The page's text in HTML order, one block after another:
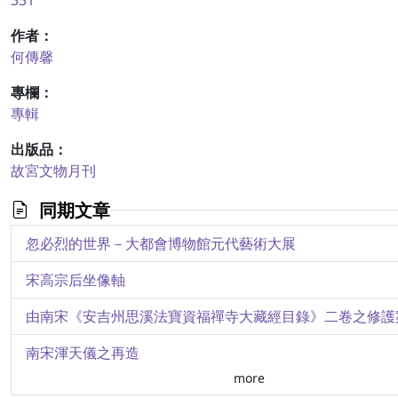
作者：
何傳馨
專欄：
專輯
出版品：
故宮文物月刊
同期文章
忽必烈的世界－大都會博物館元代藝術大展
宋高宗后坐像軸
由南宋《安吉州思溪法寶資福禪寺大藏經目錄》二卷之修
南宋渾天儀之再造
詩意與新意─南宋宮廷畫家馬遠馬麟作品
more